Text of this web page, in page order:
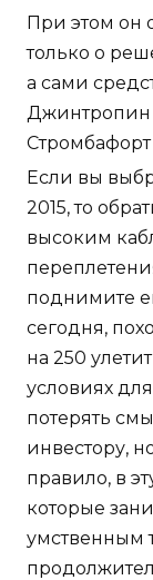
При этом он
только о
а сами
Джинтропин
Если вы
2015, то
высоким
поднимите
сегодня,
на 250
условиях
потерять
инвестору,
правило, в
которые
умственным